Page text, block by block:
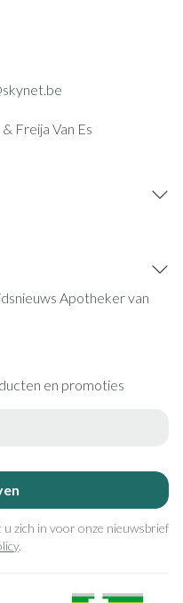
skynet.be
Freija Van Es
Apotheker van
en promoties
zich in voor onze nieuwsbrief
.